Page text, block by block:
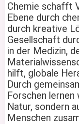
Chemie schafft
Ebene durch
durch kreative
Gesellschaft
in der Medizin,
hilft, globale
Durch
Forschen
Natur, sondern
Menschen